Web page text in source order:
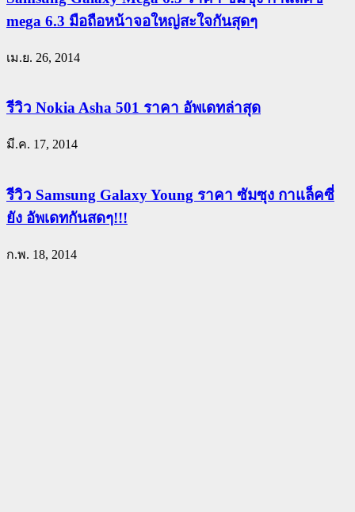
mega 6.3 มือถือหน้าจอใหญ่สะใจกันสุดๆ
เม.ย. 26, 2014
รีวิว Nokia Asha 501 ราคา อัพเดทล่าสุด
มี.ค. 17, 2014
รีวิว Samsung Galaxy Young ราคา ซัมซุง กาแล็คซี่
ยัง อัพเดทกันสดๆ!!!
ก.พ. 18, 2014